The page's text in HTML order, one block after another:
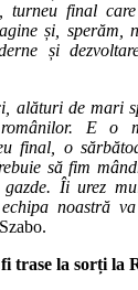
turneu final
și, sperăm,
și
alături de mari
E o
final, o
să fim
Îi urez
noastră
trase la sorți la